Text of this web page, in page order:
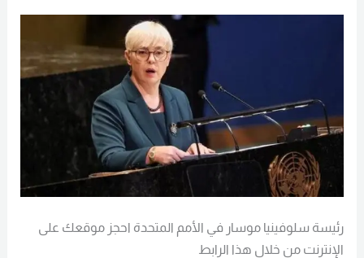
رئيسة سلوفينيا موسار في الأمم المتحدة احجز موقعك على
الإنترنت من خلال هذا الرابط